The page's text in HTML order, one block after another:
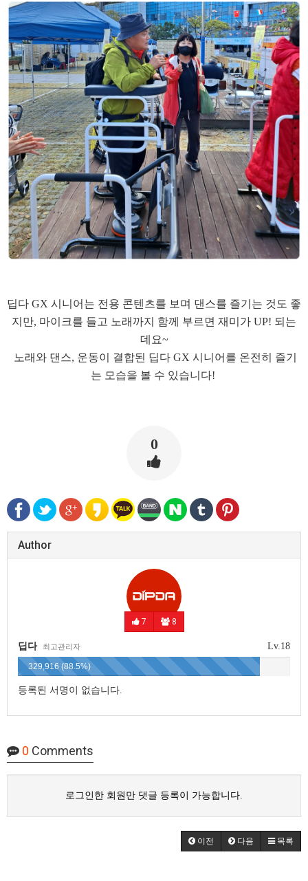
딥다 GX 시니어는 전용 콘텐츠를 보며 댄스를 즐기는 것도 좋
지만, 마이크를 들고 노래까지 함께 부르면 재미가 UP! 되는
데요~
노래와 댄스, 운동이 결합된 딥다 GX 시니어를 온전히 즐기
는 모습을 볼 수 있습니다!
0
Author
7 8
Lv.18
딥다 최고관리자
329,916 (88.5%)
등록된 서명이 없습니다.
0 Comments
로그인한 회원만 댓글 등록이 가능합니다.
이전 다음 목록